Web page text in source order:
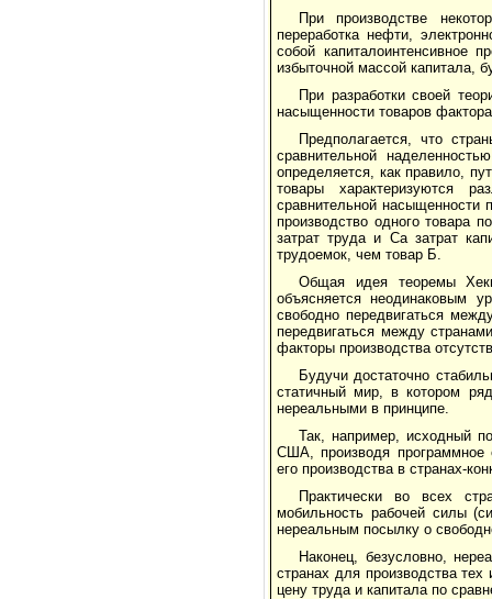
При производстве
переработка нефти,
собой капиталоинтенсивное
избыточной массой капитала,
При разработки своей
насыщенности товаров
Предполагается, что
сравнительной
определяется, как правило,
товары характеризуются
сравнительной насыщенности
производство одного товара
затрат труда и Са затрат
трудоемок, чем товар Б.
Общая идея теоремы
объясняется неодинаковым
свободно передвигаться
передвигаться между
факторы производства
Будучи достаточно
статичный мир, в котором
нереальными в принципе.
Так, например, исходный
США, производя программное
его производства в странах-
Практически во всех
мобильность рабочей силы
нереальным посылку о
Наконец, безусловно,
странах для производства
цену труда и капитала по